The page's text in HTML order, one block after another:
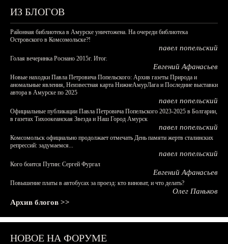
ИЗ БЛОГОВ
Районная библиотека в Амурске уничтожена. На очереди библиотека
Островского в Комсомольске?!
павел попельский
Голая вечеринка Роснано 2015г. Итог.
Евгений Афанасьев
Новые находки Павла Петровича Попельского: Архив газеты Природа и
аномальные явления, Неизвестная карта НижнеАмурЛага и Последние выставки
автора в Амурске по 2025
павел попельский
Официальные публикации Павла Петровича Попельского 2023-2025 в Болгарии,
в газетах Тихоокеанская Звезда и Наш Город Амурск
павел попельский
Комсомольск официально продолжает отмечать День памяти жертв сталинских
репрессий: задумаемся...
павел попельский
Кого боится Путин: Сергей Фургал
Евгений Афанасьев
Повышение платы в автобусах за проезд: кто виноват, и что делать?
Олег Паньков
Архив блогов >>
НОВОЕ НА ФОРУМЕ